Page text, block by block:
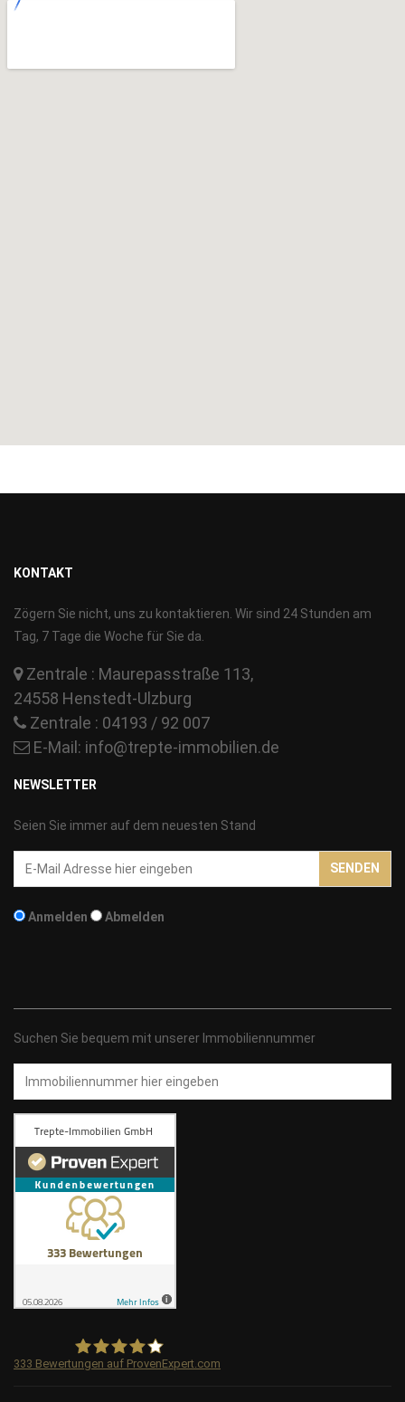
KONTAKT
Zögern Sie nicht, uns zu kontaktieren. Wir sind 24 Stunden am
Tag, 7 Tage die Woche für Sie da.
Zentrale : Maurepasstraße 113,
24558 Henstedt-Ulzburg
Zentrale : 04193 / 92 007
E-Mail: info@trepte-immobilien.de
NEWSLETTER
Seien Sie immer auf dem neuesten Stand
Email-
Addresse
Anmelden Abmelden
SENDEN
Suchen Sie bequem mit unserer Immobiliennummer
Immobiliennummer
333 Bewertungen auf ProvenExpert.com